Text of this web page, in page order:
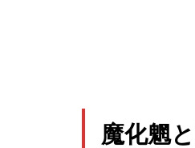
魔化魍